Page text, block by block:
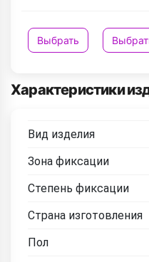
Выбрать
Характеристики
Вид изделия
Зона фиксации
Степень фиксации
Страна изготовления
Пол